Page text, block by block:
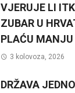
VJERUJE LI
ZUBAR U
PLAĆU MANJU
3 kolovoza, 2026
DRŽAVA